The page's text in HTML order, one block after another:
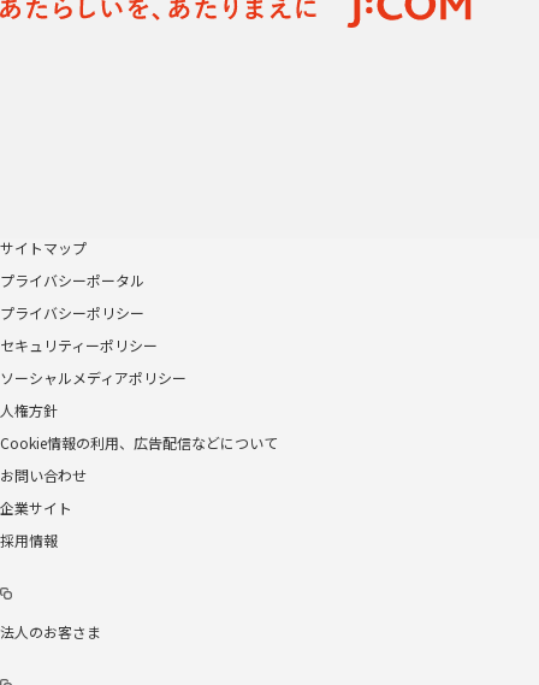
サイトマップ
プライバシーポータル
プライバシーポリシー
セキュリティーポリシー
ソーシャルメディアポリシー
人権方針
Cookie情報の利用、広告配信などについて
お問い合わせ
企業サイト
採用情報
法人のお客さま